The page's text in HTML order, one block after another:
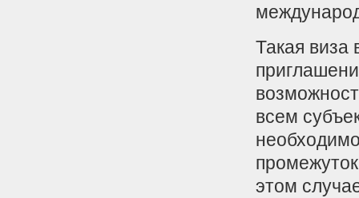
Такая
всем
этом